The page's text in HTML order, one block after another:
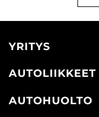
YRITYS
AUTOLIIKKEET
AUTOHUOLTO